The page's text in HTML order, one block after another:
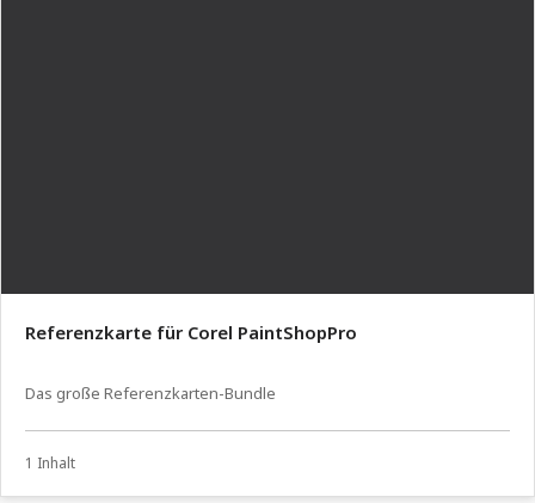
Referenzkarte für Corel PaintShopPro
Das große Referenzkarten-Bundle
1 Inhalt